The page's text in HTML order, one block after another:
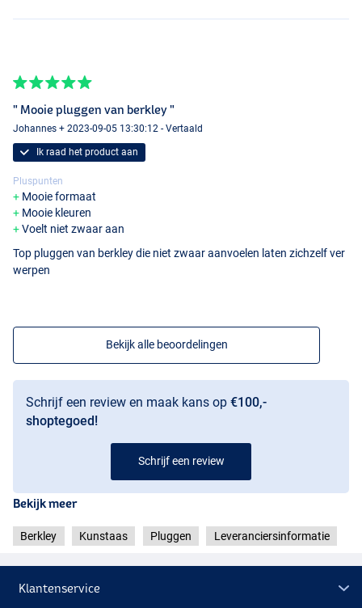
" Mooie pluggen van berkley "
Johannes + 2023-09-05 13:30:12 - Vertaald
Ik raad het product aan
Pluspunten
Mooie formaat
Mooie kleuren
Voelt niet zwaar aan
Top pluggen van berkley die niet zwaar aanvoelen laten zichzelf ver
werpen
Bekijk alle beoordelingen
Schrijf een review en maak kans op €100,-
shoptegoed!
Schrijf een review
Bekijk meer
Berkley Kunstaas Pluggen Leveranciersinformatie
Klantenservice